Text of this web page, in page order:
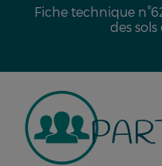
Fiche technique
des